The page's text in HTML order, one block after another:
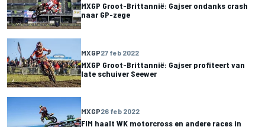
MXGP Groot-Brittannië: Gajser ondanks crash
naar GP-zege
MXGP27 feb 2022
MXGP Groot-Brittannië: Gajser profiteert van
late schuiver Seewer
MXGP26 feb 2022
FIM haalt WK motorcross en andere races in